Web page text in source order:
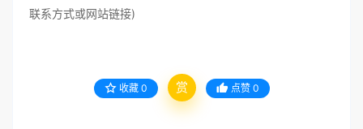
联系方式或网站链接)
收藏 0 赏 点赞 0